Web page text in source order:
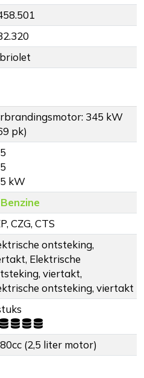
345 kW
pk)
kW
Benzine
CZG, CTS
ontsteking,
Elektrische
viertakt,
ontsteking, viertakt
(2,5 liter motor)